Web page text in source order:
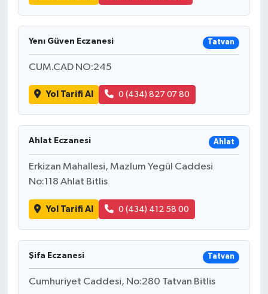
Yenı Güven Eczanesi Tatvan
CUM.CAD NO:245
Yol Tarifi Al 0 (434) 827 07 80
Ahlat Eczanesi Ahlat
Erkizan Mahallesi, Mazlum Yegül Caddesi
No:118 Ahlat Bitlis
Yol Tarifi Al 0 (434) 412 58 00
Şifa Eczanesi Tatvan
Cumhuriyet Caddesi, No:280 Tatvan Bitlis